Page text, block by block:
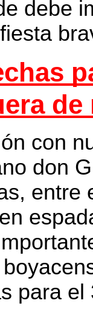
debe
con
don
entre
para